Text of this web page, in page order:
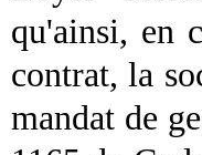
qu'ainsi, en
contrat, la
mandat de